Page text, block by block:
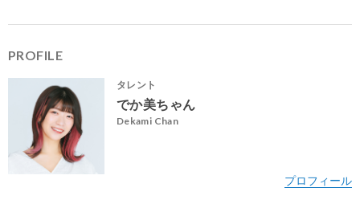
PROFILE
タレント
でか美ちゃん
Dekami Chan